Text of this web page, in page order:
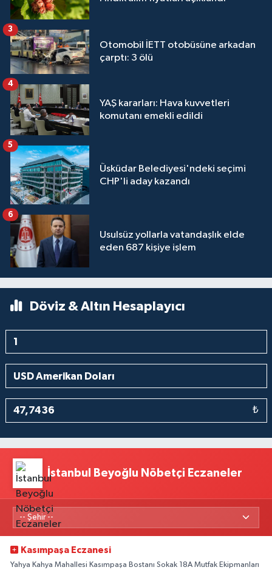
Otomobil İETT otobüsüne arkadan
çarptı: 3 ölü
3
YAŞ kararları: Hava kuvvetleri
komutanı emekli edildi
4
Üsküdar Belediyesi'ndeki seçimi
CHP'li aday kazandı
5
Usulsüz yollarla vatandaşlık elde
eden 687 kişiye işlem
6
Döviz & Altın Hesaplayıcı
₺
İstanbul Beyoğlu Nöbetçi Eczaneler
Kasımpaşa Eczanesi
Yahya Kahya Mahallesi Kasımpaşa Bostanı Sokak 18A Mutfak Ekipmanları